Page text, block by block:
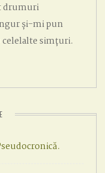
drumuri
și-mi pun
celelalte simțuri.